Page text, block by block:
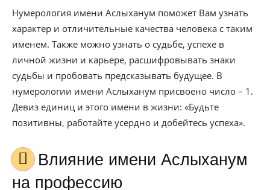
Нумерология имени Аслыханум поможет Вам узнать
характер и отличительные качества человека с таким
именем. Также можно узнать о судьбе, успехе в
личной жизни и карьере, расшифровывать знаки
судьбы и пробовать предсказывать будущее. В
нумерологии имени Аслыханум присвоено число – 1.
Девиз единиц и этого имени в жизни: «Будьте
позитивны, работайте усердно и добейтесь успеха».
Влияние имени Аслыханум
на профессию